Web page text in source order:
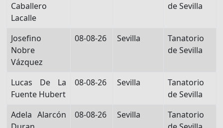
Caballero
Lacalle
de Sevilla
Josefino
Nobre
Vázquez
08-08-26 Sevilla
Tanatorio
de Sevilla
Lucas De La
Fuente Hubert
08-08-26 Sevilla
Tanatorio
de Sevilla
Adela Alarcón
08-08-26 Sevilla
Tanatorio